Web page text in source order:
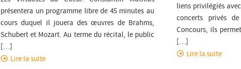
présentera un programme libre de 45 minutes au
cours duquel il jouera des œuvres de Brahms,
Schubert et Mozart. Au terme du récital, le public
[…]
Lire la suite
liens privilégiés
concerts privés
Concours, ils
[…]
Lire la suite